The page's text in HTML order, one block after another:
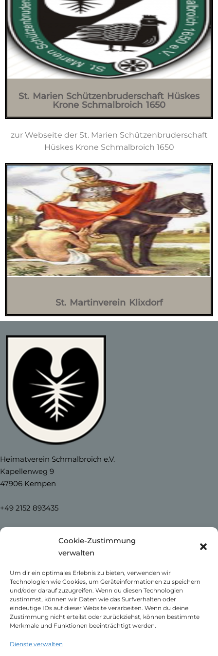
Cookie-Zustimmung
verwalten
Um dir ein optimales Erlebnis zu bieten, verwenden wir
Technologien wie Cookies, um Geräteinformationen zu speichern
und/oder darauf zuzugreifen. Wenn du diesen Technologien
zustimmst, können wir Daten wie das Surfverhalten oder
eindeutige IDs auf dieser Website verarbeiten. Wenn du deine
Zustimmung nicht erteilst oder zurückziehst, können bestimmte
Merkmale und Funktionen beeinträchtigt werden.
Dienste verwalten
St. Marien Schützenbruderschaft Hüskes
Krone Schmalbroich 1650
zur Webseite der St. Marien Schützenbruderschaft
Hüskes Krone Schmalbroich 1650
St. Martinverein Klixdorf
Heimatverein Schmalbroich e.V.
Kapellenweg 9
47906 Kempen
+49 2152 893435
info@heimatverein-schmalbroich.de
News
Unser Schmalbroich
Kontakt
Impressum
Datenschutzerklärung